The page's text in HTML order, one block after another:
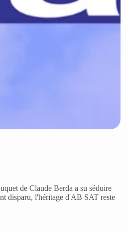
de Claude Berda a su séduire
disparu, l'héritage d'AB SAT reste